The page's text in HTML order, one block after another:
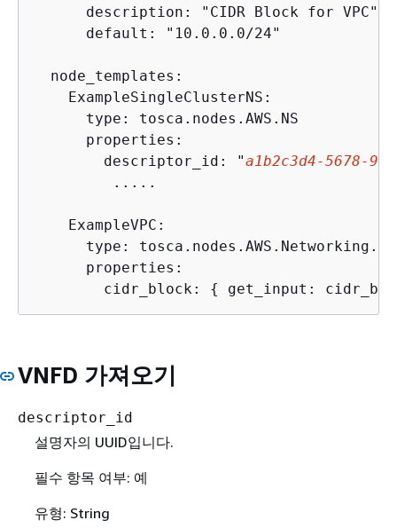
      description: "CIDR Block for VPC"
      default: "10.0.0.0/24"
  node_templates:
    ExampleSingleClusterNS:
      type: tosca.nodes.AWS.NS
      properties:
        descriptor_id: "
a1b2c3d4-5678-
         .....
    ExampleVPC:
type:
      properties:
        cidr_block:
{ get_input:
VNFD 가져오기
descriptor_id
설명자의 UUID입니다.
필수 항목 여부: 예
유형: String